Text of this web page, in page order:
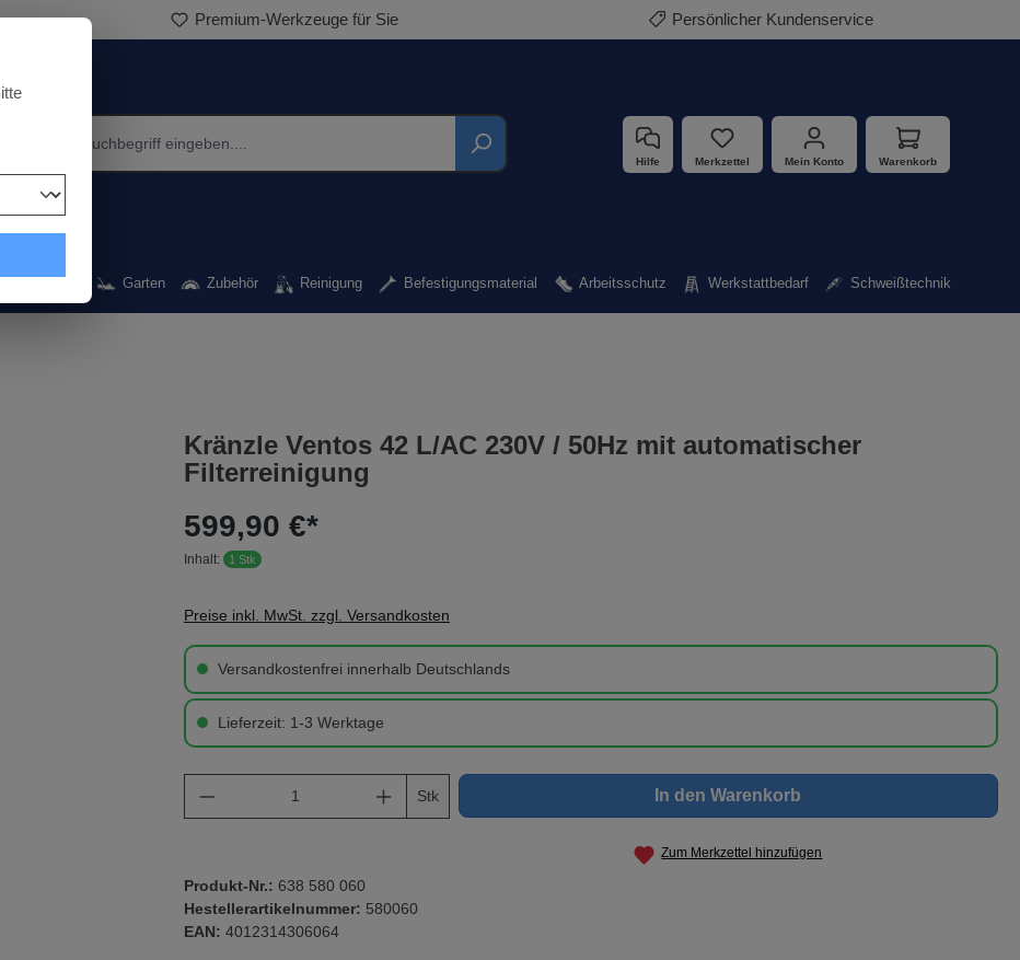
Premium-Werkzeuge für Sie Persönlicher Kundenservice
Hilfe Merkzettel Mein Konto Warenkorb
Garten Zubehör Reinigung Befestigungsmaterial Arbeitsschutz Werkstattbedarf Schweißtechnik
Kränzle Ventos 42 L/AC 230V / 50Hz mit automatischer
Filterreinigung
599,90 €*
Inhalt: 1 Stk
Preise inkl. MwSt. zzgl. Versandkosten
Versandkostenfrei innerhalb Deutschlands
Lieferzeit: 1-3 Werktage
Produkt Anzahl: Gib den gewünschten Wert ein oder benutze die
Stk In den Warenkorb
Zum Merkzettel hinzufügen
Produkt-Nr.: 638 580 060
Hestellerartikelnummer: 580060
EAN: 4012314306064